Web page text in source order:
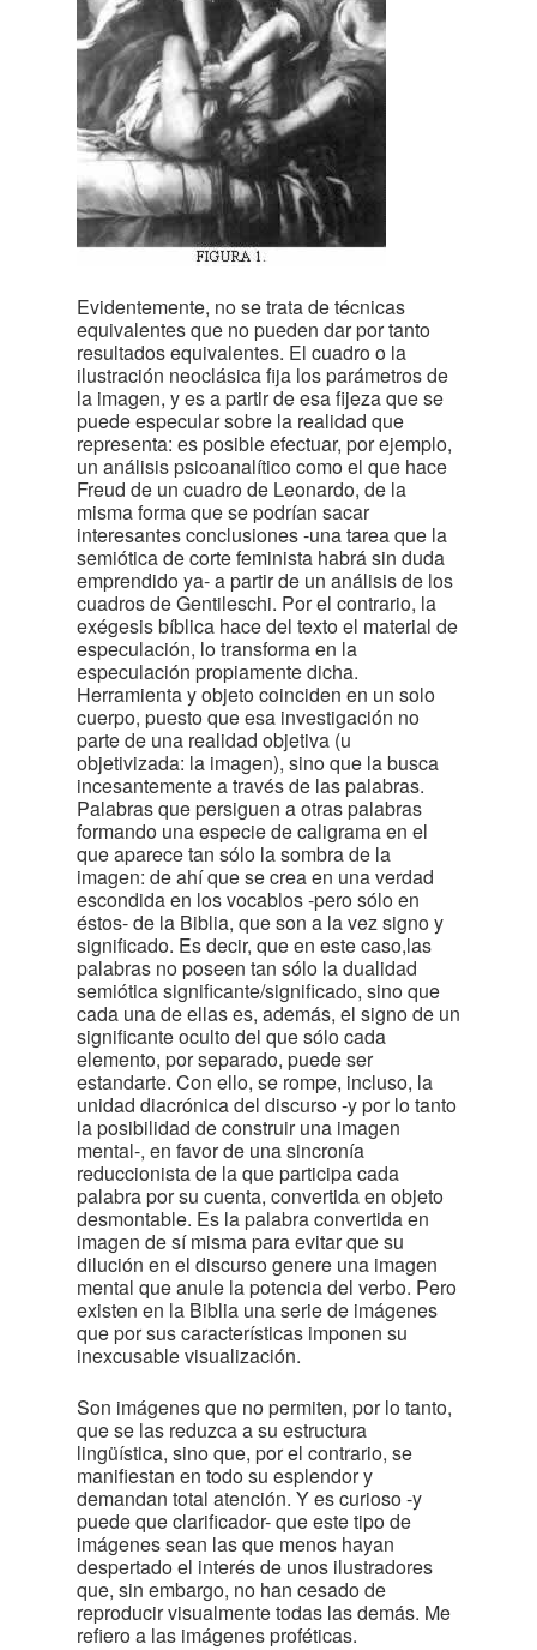
Evidentemente, no se trata de técnicas
equivalentes que no pueden dar por tanto
resultados equivalentes. El cuadro o la
ilustración neoclásica fija los parámetros de
la imagen, y es a partir de esa fijeza que se
puede especular sobre la realidad que
representa: es posible efectuar, por ejemplo,
un análisis psicoanalítico como el que hace
Freud de un cuadro de Leonardo, de la
misma forma que se podrían sacar
interesantes conclusiones -una tarea que la
semiótica de corte feminista habrá sin duda
emprendido ya- a partir de un análisis de los
cuadros de Gentileschi. Por el contrario, la
exégesis bíblica hace del texto el material de
especulación, lo transforma en la
especulación propiamente dicha.
Herramienta y objeto coinciden en un solo
cuerpo, puesto que esa investigación no
parte de una realidad objetiva (u
objetivizada: la imagen), sino que la busca
incesantemente a través de las palabras.
Palabras que persiguen a otras palabras
formando una especie de caligrama en el
que aparece tan sólo la sombra de la
imagen: de ahí que se crea en una verdad
escondida en los vocablos -pero sólo en
éstos- de la Biblia, que son a la vez signo y
significado. Es decir, que en este caso,las
palabras no poseen tan sólo la dualidad
semiótica significante/significado, sino que
cada una de ellas es, además, el signo de un
significante oculto del que sólo cada
elemento, por separado, puede ser
estandarte. Con ello, se rompe, incluso, la
unidad diacrónica del discurso -y por lo tanto
la posibilidad de construir una imagen
mental-, en favor de una sincronía
reduccionista de la que participa cada
palabra por su cuenta, convertida en objeto
desmontable. Es la palabra convertida en
imagen de sí misma para evitar que su
dilución en el discurso genere una imagen
mental que anule la potencia del verbo. Pero
existen en la Biblia una serie de imágenes
que por sus características imponen su
inexcusable visualización.
Son imágenes que no permiten, por lo tanto,
que se las reduzca a su estructura
lingüística, sino que, por el contrario, se
manifiestan en todo su esplendor y
demandan total atención. Y es curioso -y
puede que clarificador- que este tipo de
imágenes sean las que menos hayan
despertado el interés de unos ilustradores
que, sin embargo, no han cesado de
reproducir visualmente todas las demás. Me
refiero a las imágenes proféticas.